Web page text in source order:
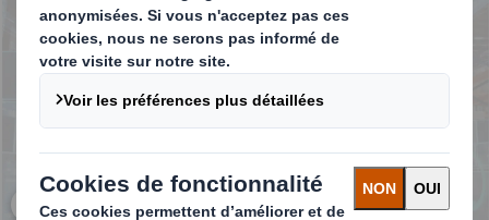
Carousel. Use previous and next buttons to move
Cliquez pour agrandir l’image